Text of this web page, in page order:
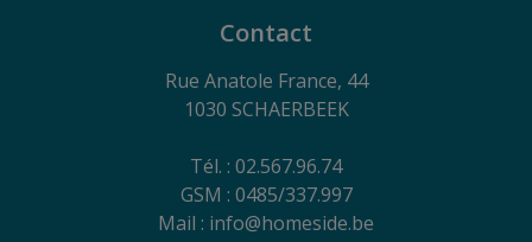
Contact
Rue Anatole France, 44
1030 SCHAERBEEK
Tél. : 02.567.96.74
GSM : 0485/337.997
Mail : info@homeside.be